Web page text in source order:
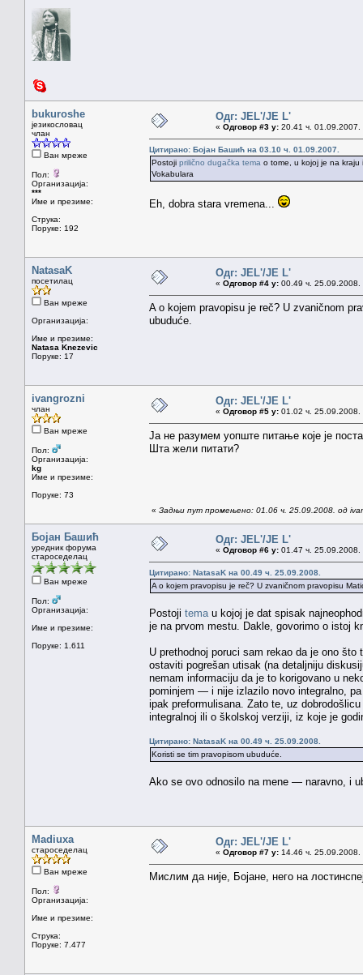
bukuroshe
језикословац
члан
Ван мреже
Пол:
Организација:
***
Име и презиме:
Струка:
Поруке: 192
Одг: JEL'/JE L'
« Одговор #3 у: 20.41 ч. 01.09.2007.
Цитирано: Бојан Башић на 03.10 ч. 01.09.2007.
Postoji prilično dugačka tema o tome, u kojoj je na
Vokabulara
Eh, dobra stara vremena...
NatasaK
посетилац
Ван мреже
Организација:
Име и презиме:
Natasa Knezevic
Поруке: 17
Одг: JEL'/JE L'
« Одговор #4 у: 00.49 ч. 25.09.2008.
A o kojem pravopisu je reč? U zvaničnom
ubuduće.
ivangrozni
члан
Ван мреже
Пол:
Организација:
kg
Име и презиме:
Поруке: 73
Одг: JEL'/JE L'
« Одговор #5 у: 01.02 ч. 25.09.2008.
Ја не разумем уопште питање које је
Шта жели питати?
« Задњи пут промењено: 01.06 ч. 25.09.2008. од
Бојан Башић
уредник форума
староседелац
Ван мреже
Пол:
Организација:
Име и презиме:
Поруке: 1.611
Одг: JEL'/JE L'
« Одговор #6 у: 01.47 ч. 25.09.2008.
Цитирано: NatasaK на 00.49 ч. 25.09.2008.
A o kojem pravopisu je reč? U zvaničnom pravopisu
Postoji tema u kojoj je dat spisak
je na prvom mestu. Dakle, govorimo o istoj
U prethodnoj poruci sam rekao da je ono
ostaviti pogrešan utisak (na detaljniju
nemam informaciju da je to korigovano u
pominjem — i nije izlazilo novo integralno,
ipak preformulisana. Zato te, uz
integralnoj ili o školskoj verziji, iz koje je
Цитирано: NatasaK на 00.49 ч. 25.09.2008.
Koristi se tim pravopisom ubuduće.
Ako se ovo odnosilo na mene — naravno, i
Madiuxa
староседелац
Ван мреже
Пол:
Организација:
Име и презиме:
Струка:
Поруке: 7.477
Одг: JEL'/JE L'
« Одговор #7 у: 14.46 ч. 25.09.2008.
Мислим да није, Бојане, него на